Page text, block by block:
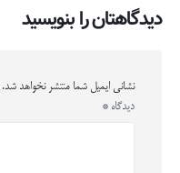
دیدگاهتان را بنویسید
نشانی ایمیل شما منتشر نخواهد شد.
دیدگاه *